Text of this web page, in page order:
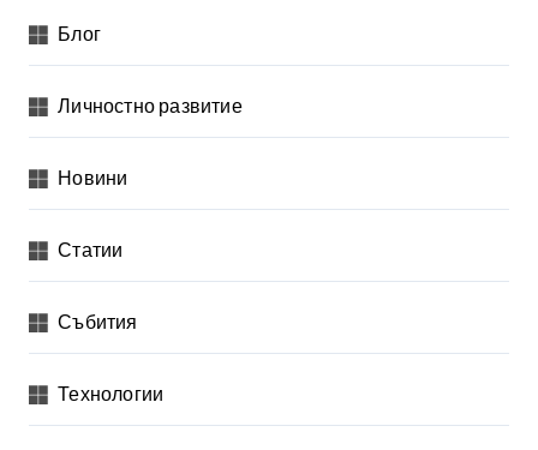
Блог
Личностно развитие
Новини
Статии
Събития
Технологии